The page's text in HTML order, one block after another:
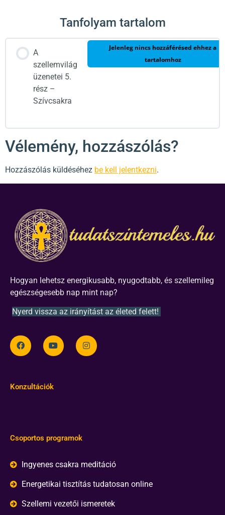
Tanfolyam tartalom
A
szellemvilág
üzenetei 5.
rész –
Szívcsakra
Jelenleg nincs hozzáférésed ehhez a
tartalomhoz
Vélemény, hozzászólás?
Hozzászólás küldéséhez be kell jelentkezni.
Hogyan lehetsz energikusabb, nyugodtabb, és szellemileg
egészségesebb nap mint nap?
Nyerd vissza az irányítást az életed felett!
Konzultációk
Csoportos programok
Ingyenes csakra meditáció
Energetikai tisztítás tudatosan online
Szellemi vezetői ismeretek